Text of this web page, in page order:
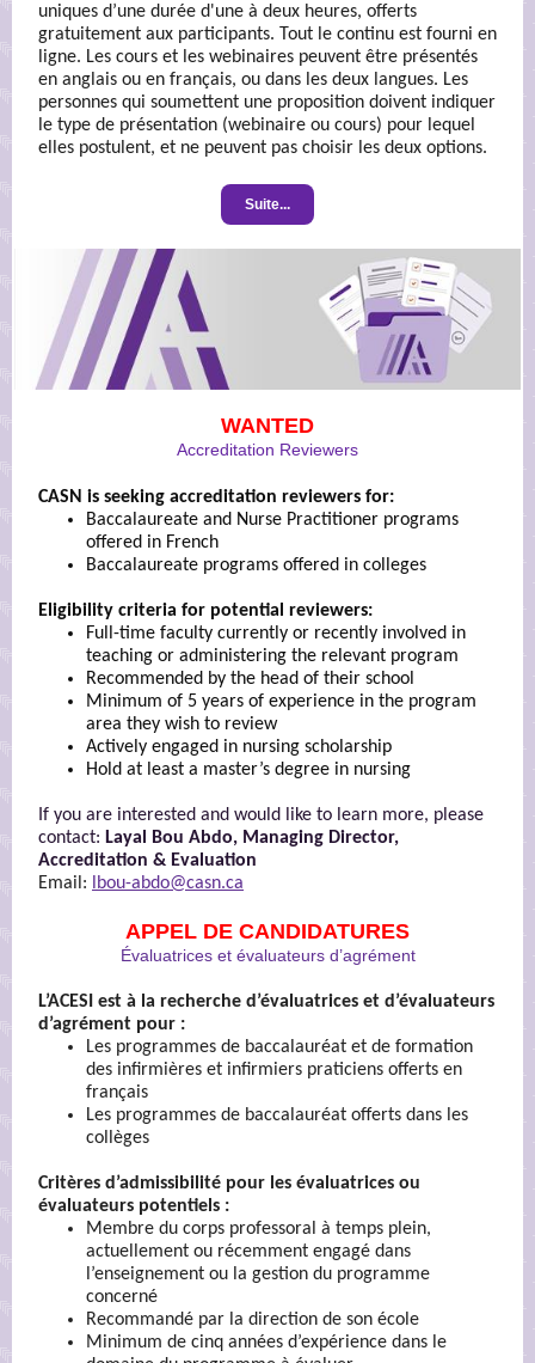
uniques d’une durée d'une à deux heures, offerts
gratuitement aux participants. Tout le continu est fourni en
ligne. Les cours et les webinaires peuvent être présentés
en anglais ou en français, ou dans les deux langues. Les
personnes qui soumettent une proposition doivent indiquer
le type de présentation (webinaire ou cours) pour lequel
elles postulent, et ne peuvent pas choisir les deux options.
Suite...
WANTED
Accreditation Reviewers
CASN is seeking accreditation reviewers for:
Baccalaureate and Nurse Practitioner programs
offered in French
Baccalaureate programs offered in colleges
Eligibility criteria for potential reviewers:
Full-time faculty currently or recently involved in
teaching or administering the relevant program
Recommended by the head of their school
Minimum of 5 years of experience in the program
area they wish to review
Actively engaged in nursing scholarship
Hold at least a master’s degree in nursing
If you are interested and would like to learn more, please
contact: Layal Bou Abdo, Managing Director,
Accreditation & Evaluation
Email:
lbou-abdo@casn.ca
APPEL DE CANDIDATURES
Évaluatrices et évaluateurs d’agrément
L’ACESI est à la recherche d’évaluatrices et d’évaluateurs
d’agrément pour :
Les programmes de baccalauréat et de formation
des infirmières et infirmiers praticiens offerts en
français
Les programmes de baccalauréat offerts dans les
collèges
Critères d’admissibilité pour les évaluatrices ou
évaluateurs potentiels :
Membre du corps professoral à temps plein,
actuellement ou récemment engagé dans
l’enseignement ou la gestion du programme
concerné
Recommandé par la direction de son école
Minimum de cinq années d’expérience dans le